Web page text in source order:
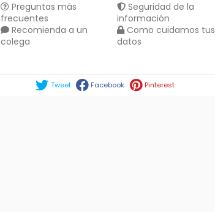
Preguntas más
frecuentes
Recomienda a un
colega
Seguridad de la
información
Como cuidamos tus
datos
Tweet Facebook Pinterest